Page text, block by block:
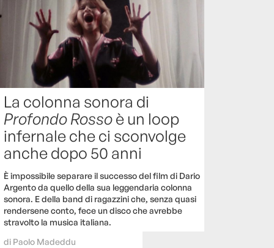
La colonna sonora di
Profondo Rossoè un loop
infernale che ci sconvolge
anche dopo 50 anni
È impossibile separare il successo del film di Dario
Argento da quello della sua leggendaria colonna
sonora. E della band di ragazzini che, senza quasi
rendersene conto, fece un disco che avrebbe
stravolto la musica italiana.
di Paolo Madeddu